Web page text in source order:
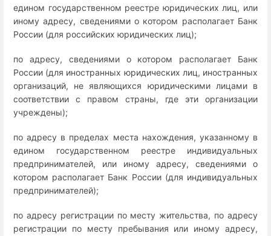
едином государственном реестре юридических лиц, или
иному адресу, сведениями о котором располагает Банк
России (для российских юридических лиц);
по адресу, сведениями о котором располагает Банк
России (для иностранных юридических лиц, иностранных
организаций, не являющихся юридическими лицами в
соответствии с правом страны, где эти организации
учреждены);
по адресу в пределах места нахождения, указанному в
едином государственном реестре индивидуальных
предпринимателей, или иному адресу, сведениями о
котором располагает Банк России (для индивидуальных
предпринимателей);
по адресу регистрации по месту жительства, по адресу
регистрации по месту пребывания или иному адресу,